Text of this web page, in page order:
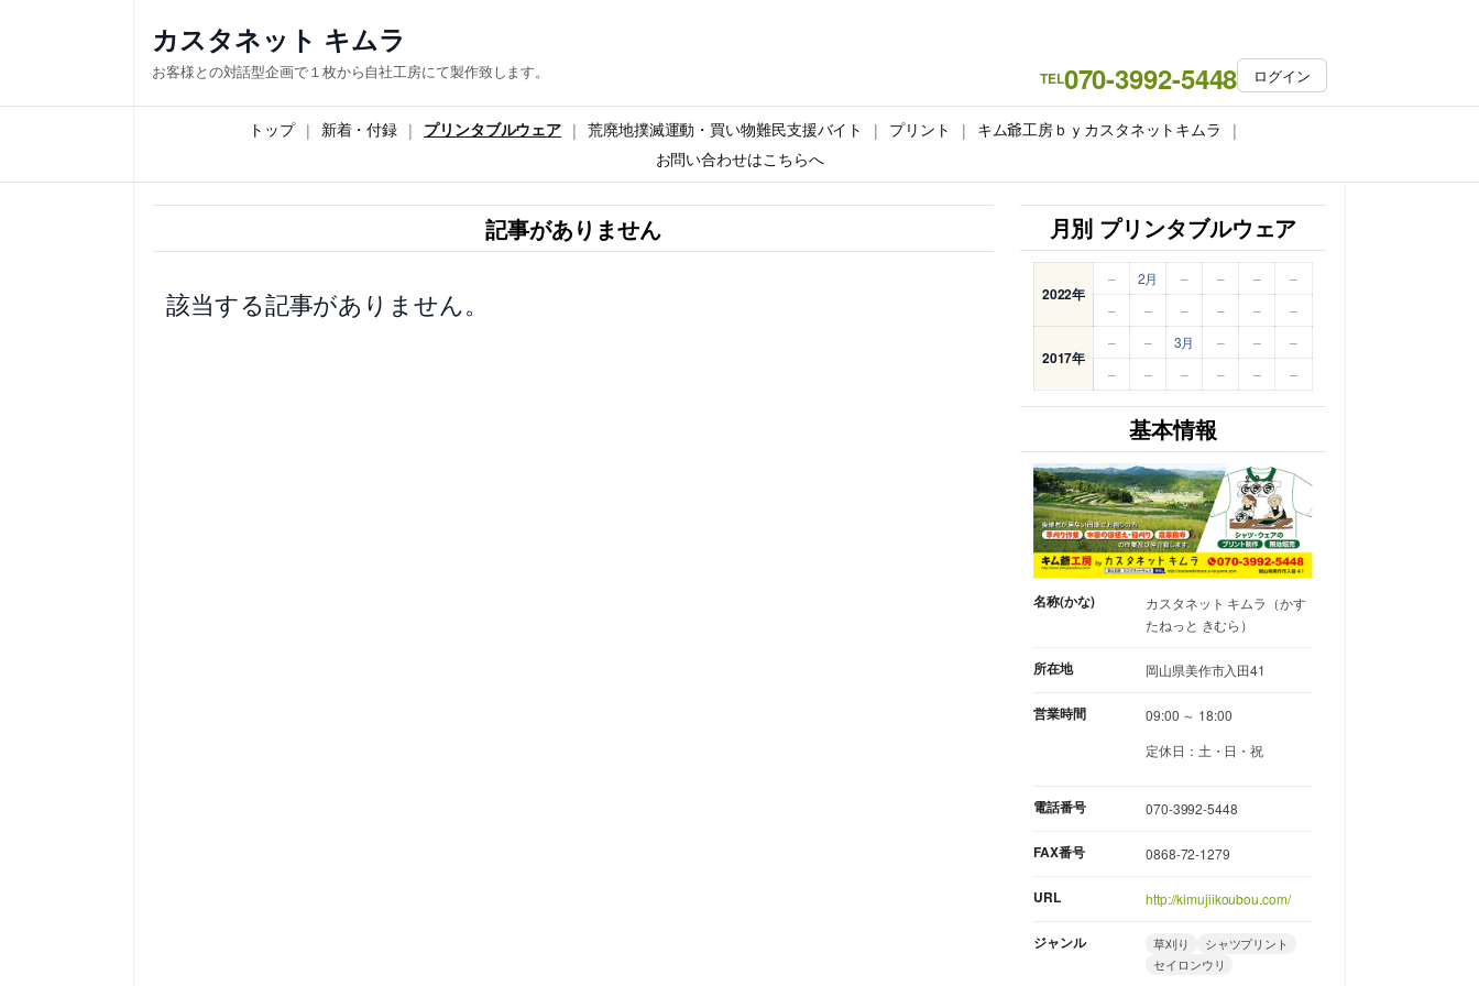
ス
ッ
カスタネット キムラ
お客様との対話型企画で１枚から自社工房にて製作致します。 TEL070-3992-5448 ログイン
トップ 新着・付録 プリンタブルウェア 荒廃地撲滅運動・買い物難民支援バイト プリント
キム爺工房ｂｙカスタネットキムラ
お問い合わせはこちらへ
記事がありません
該当する記事がありません。
月別 プリンタブルウェア
2022年
– 2月 – – –
–
–
– – – – –
2017年
– – 3月 – –
–
–
– – – – –
基本情報
名称(かな)
カスタネット キムラ（かす
たねっと きむら）
所在地 岡山県美作市入田41
営業時間
09:00 ～ 18:00
定休日：土・日・祝
電話番号 070-3992-5448
FAX番号 0868-72-1279
URL http://kimujiikoubou.com/
ジャンル 草刈り
シャツプリント
セイロンウリ